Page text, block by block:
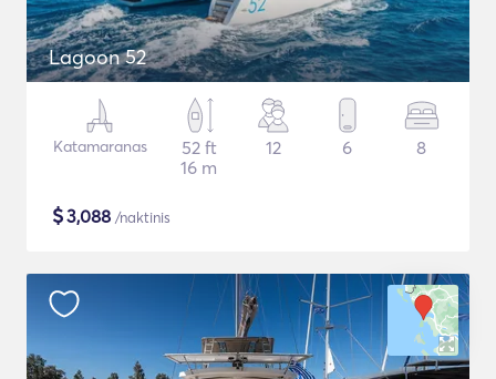
Lagoon 52
Katamaranas
52 ft
16 m
12 6 8
$3,088 /naktinis